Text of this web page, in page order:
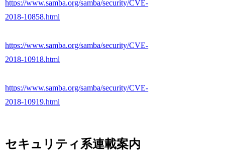
https://www.samba.org/samba/security/CVE-
2018-10858.html
https://www.samba.org/samba/security/CVE-
2018-10918.html
https://www.samba.org/samba/security/CVE-
2018-10919.html
セキュリティ系連載案内